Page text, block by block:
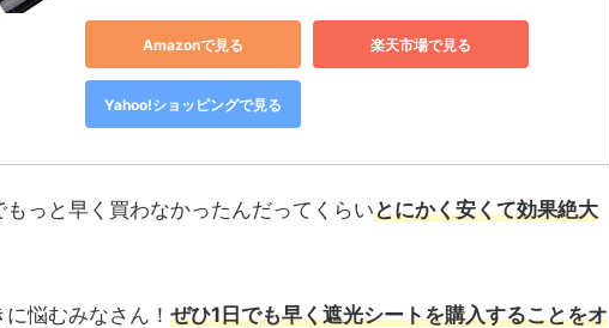
Amazonで見る 楽天市場で見る
Yahoo!ショッピングで見る
っと早く買わなかったんだってくらいとにかく安くて効果絶大
悩むみなさん！ ぜひ1日でも早く遮光シートを購入することをオ